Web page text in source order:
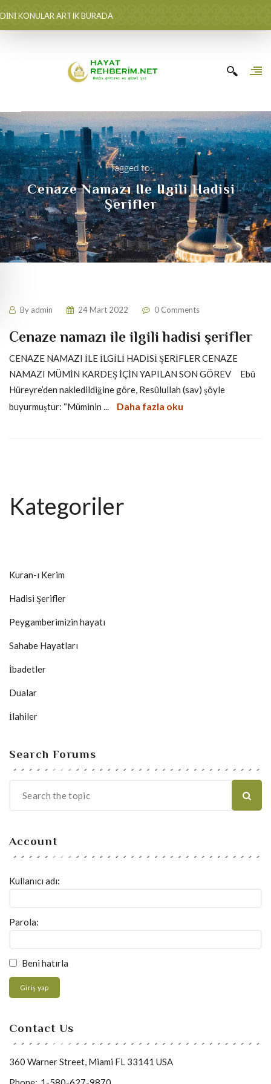
DİNİ KONULAR ARTIK BURADA
Tagged to:
Cenaze Namazı Ile Ilgili Hadisi
Şerifler
By admin 24 Mart 2022 0 Comments
Cenaze namazı ile ilgili hadisi şerifler
CENAZE NAMAZI İLE İLGİLİ HADİSİ ŞERİFLER CENAZE
NAMAZI MÜMİN KARDEŞ İÇİN YAPILAN SON GÖREV Ebû
Hüreyre’den nakledildiğine göre, Resûlullah (sav) şöyle
buyurmuştur: “Müminin ...
Daha fazla oku
Kategoriler
Kuran-ı Kerim
Hadisi Şerifler
Peygamberimizin hayatı
Sahabe Hayatları
İbadetler
Dualar
İlahiler
Search Forums
Account
Kullanıcı adı:
Parola:
Beni hatırla
Giriş yap
Contact Us
360 Warner Street, Miami FL 33141 USA